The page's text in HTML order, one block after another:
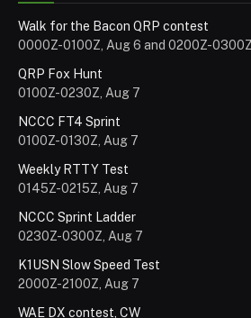
Walk for the Bacon QRP contest
0000Z-0100Z, Aug 6 and 0200Z-
QRP Fox Hunt
0100Z-0230Z, Aug 7
NCCC FT4 Sprint
0100Z-0130Z, Aug 7
Weekly RTTY Test
0145Z-0215Z, Aug 7
NCCC Sprint Ladder
0230Z-0300Z, Aug 7
K1USN Slow Speed Test
2000Z-2100Z, Aug 7
WAE DX contest, CW